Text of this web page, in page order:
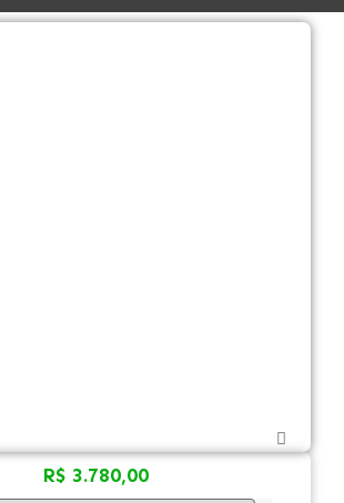
R$ 3.780,00